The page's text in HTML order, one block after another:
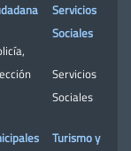
,
Servicios
Sociales
Servicios
Sociales
Turismo y